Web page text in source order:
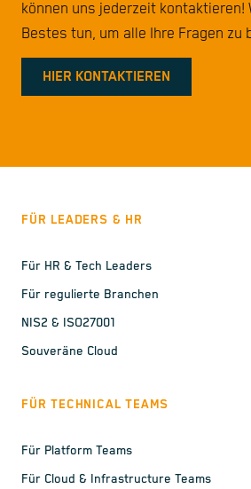
können uns jederzeit kontaktieren!
Bestes tun, um alle Ihre Fragen zu
HIER KONTAKTIEREN
FÜR LEADERS & HR
Für HR & Tech Leaders
Für regulierte Branchen
NIS2 & ISO27001
Souveräne Cloud
FÜR TECHNICAL TEAMS
Für Platform Teams
Für Cloud & Infrastructure Teams